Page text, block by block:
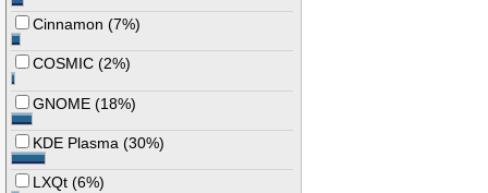
Cinnamon (7%)
COSMIC (2%)
GNOME (18%)
KDE Plasma (30%)
LXQt (6%)